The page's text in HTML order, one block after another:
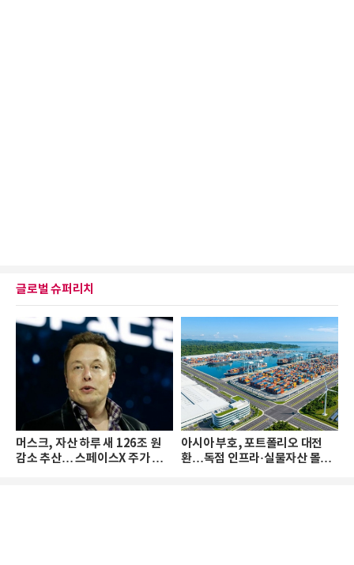
글로벌 슈퍼리치
머스크, 자산 하루 새 126조 원
감소 추산… 스페이스X 주가 하
아시아 부호, 포트폴리오 대전
환…독점 인프라·실물자산 몰린